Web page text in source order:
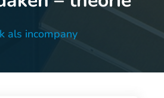
als incompany